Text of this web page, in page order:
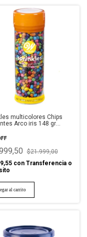
multicolores Chips
Arco iris 148 gr
$21.999,00
con Transferencia o